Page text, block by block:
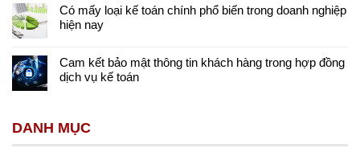
Có mấy loại kế toán chính phổ biến trong doanh nghiệp
hiện nay
Cam kết bảo mật thông tin khách hàng trong hợp đồng
dịch vụ kế toán
DANH MỤC